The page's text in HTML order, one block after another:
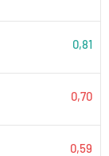
0,81
0,70
0,59